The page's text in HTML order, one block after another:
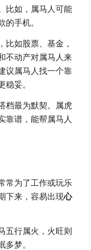
比如，属马人可能
的手机。
比如股票、基金，
不动产对属马人来
议属马人找一个靠
稳妥。
档最为默契。属虎
靠谱，能帮属马人
常为了工作或玩乐
下来，容易出现心
五行属火，火旺则
多梦。